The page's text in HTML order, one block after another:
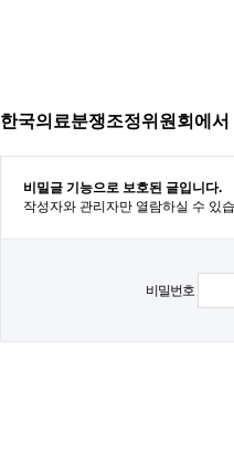
한국의료분쟁조정위원회에
비밀글 기능으로 보호된 글입니다.
작성자와 관리자만 열람하실 수 있
비밀번호